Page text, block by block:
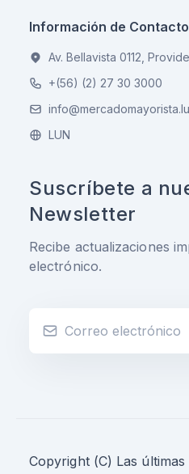
Información de Contacto
Av. Bellavista 0112,
+(56) (2) 27 30 3000
LUN
Suscríbete a
Newsletter
Recibe actualizaciones
electrónico.
Copyright (C) Las